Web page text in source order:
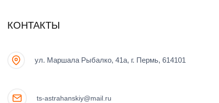
КОНТАКТЫ
ул. Маршала Рыбалко, 41а, г. Пермь, 614101
ts-astrahanskiy@mail.ru